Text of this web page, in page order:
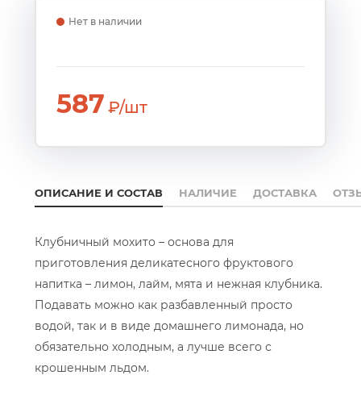
Нет в наличии
587₽/шт
ОПИСАНИЕ И СОСТАВ НАЛИЧИЕ ДОСТАВКА
Клубничный мохито – основа для
приготовления деликатесного фруктового
напитка – лимон, лайм, мята и нежная клубника.
Подавать можно как разбавленный просто
водой, так и в виде домашнего лимонада, но
обязательно холодным, а лучше всего с
крошенным льдом.